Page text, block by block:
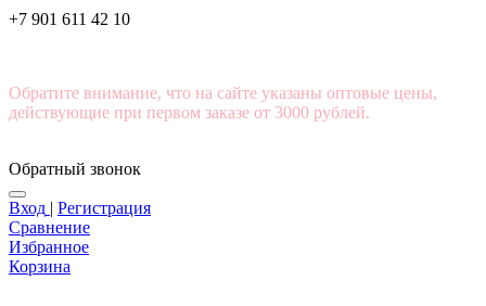
+7 901 611 42 10
Обратите внимание, что на сайте указаны оптовые цены,
действующие при первом заказе от 3000 рублей.
Обратный звонок
Вход | Регистрация
Сравнение
Избранное
Корзина